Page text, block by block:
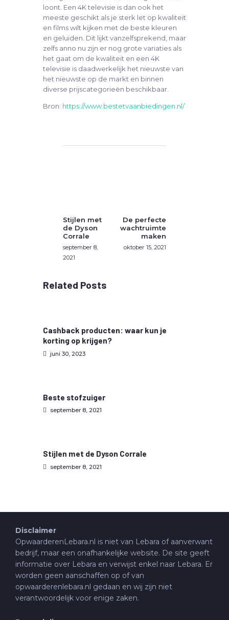
loont. Een 4K televisie is dan ook het
meeste geschikt als je sterk let op kwaliteit
en films wilt kijken met de beste kleuren
en geluiden. Dit lijkt vanzelfsprekend, maar
zelfs anno nu zijn er nog grote variaties als
het gaat om de kwaliteit en een 4K
televisie is daadwerkelijk het nieuwste van
het nieuwste op de markt en binnen
diverse prijscategorieën beschikbaar.
Bron: https://www.bestetvaanbiedingen.nl/
Stijlen met
de Dyson
Corrale
september 8,
2021
De perfecte
wachtruimte
maken
oktober 15, 2021
Related Posts
Cashback producten: waar kun je
korting op krijgen?
juni 30, 2023
Beste stofzuiger
september 8, 2021
Stijlen met de Dyson Corrale
september 8, 2021
Disclaimer
OpwaarderenLebara.nl is niet van Lebara of aanverwant
bedrijf, maar een onafhankelijke website. De site geeft
informatie over Lebara en verwijst enkel naar Lebara. Er
worden geen aanschaffen op of van
opwaarderenlebara.nl gedaan en wij zijn niet
verantwoordelijk voor enige zaken.